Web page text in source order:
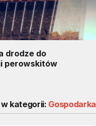
drodze do
perowskitów
kategorii: Gospodarka